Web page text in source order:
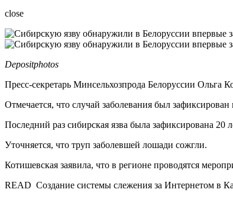
close
Depositphotos
Пресс-секретарь Минсельхозпрода Белоруссии Ольга
Отмечается, что случай заболевания был
Последний раз сибирская язва была зафиксирована 20
Уточняется, что труп заболевшей лошади сожгли.
Котишевская заявила, что в регионе проводятся
READ Создание системы слежения за Интернетом в